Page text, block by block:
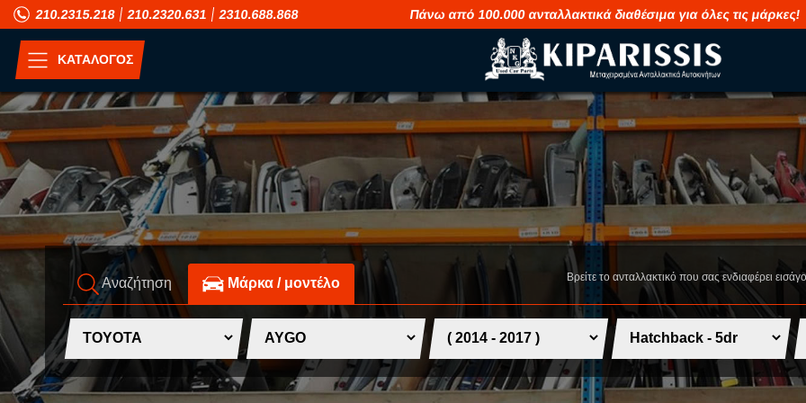
210.2315.218 210.2320.631 2310.688.868 Πάνω από 100.000 ανταλλακτικά διαθέσιμα για όλες τις μάρκες!
ΚΑΤΑΛΟΓΟΣ
ΑΝΑ ΜΟΝΤΕΛΟ
A
ALFA ROMEO
ASIA MOTORS
AUDI
C
H
HUMMER
HYUNDAI
I
ISUZU
M
MAHINDRA
MASERATI
MG
MINI
S
SAAB
SKODA
SMART
SSANGYONG
Αναζήτηση Mάρκα / μοντέλο Βρείτε το ανταλλακτικό που σας ενδιαφέρει